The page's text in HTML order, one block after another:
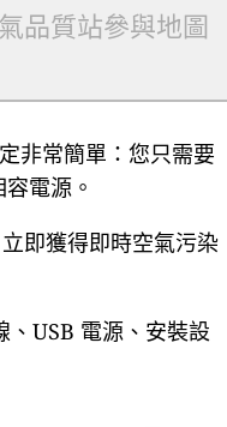
品質站參與地圖
非常簡單：您只需要
電源。
即獲得即時空氣污染
USB 電源、安裝設